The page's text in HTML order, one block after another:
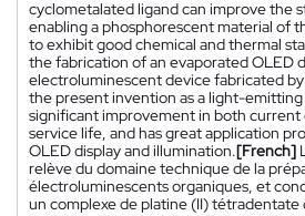
cyclometalated ligand can improve the
enabling a phosphorescent material of
to exhibit good chemical and thermal
the fabrication of an evaporated OLED
electroluminescent device fabricated
the present invention as a light-emitting
significant improvement in both
service life, and has great application
OLED display and illumination.[French]
relève du domaine technique de la
électroluminescents organiques, et
un complexe de platine (II) tétradentate